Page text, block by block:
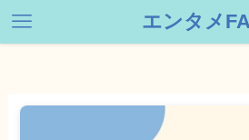
エンタメ
当サ